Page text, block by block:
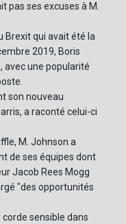
pas ses excuses à M.
Brexit qui avait été la
2019, Boris
avec une popularité
son nouveau
a raconté celui-ci
M. Johnson a
de ses équipes dont
Jacob Rees Mogg
"des opportunités
sensible dans